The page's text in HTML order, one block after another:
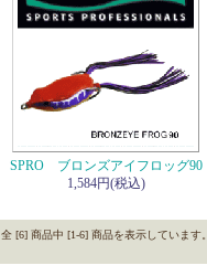
SPRO ブロンズアイフロッグ90
1,584円(税込)
全 [6] 商品中 [1-6] 商品を表示しています。